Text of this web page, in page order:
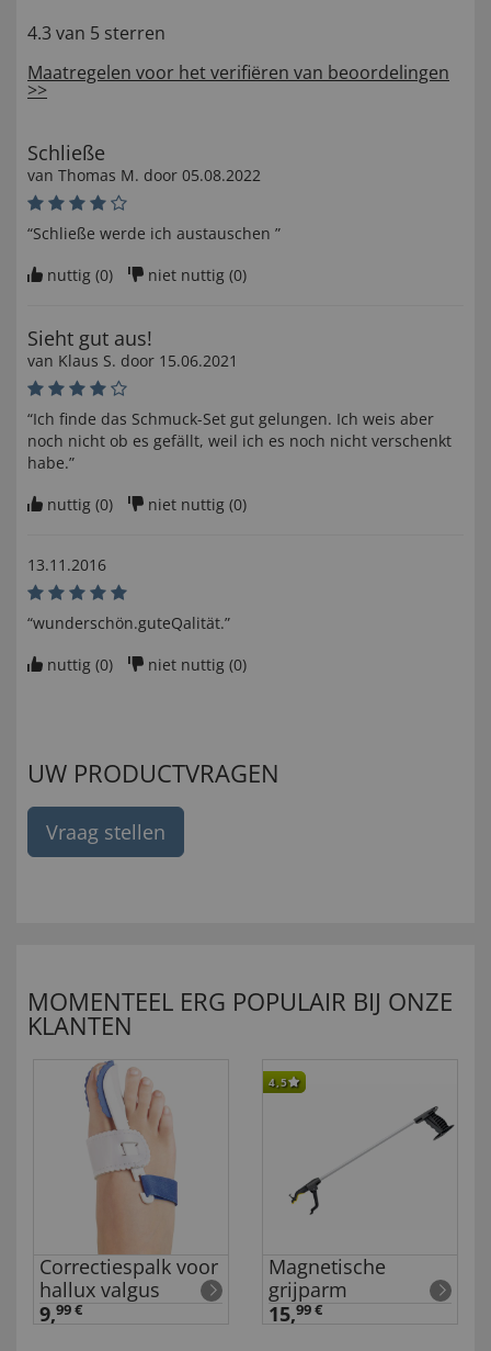
4.3 van 5 sterren
Maatregelen voor het verifiëren van beoordelingen
>>
Schließe
van Thomas M. door 05.08.2022
“Schließe werde ich austauschen ”
nuttig (0) niet nuttig (0)
Sieht gut aus!
van Klaus S. door 15.06.2021
“Ich finde das Schmuck-Set gut gelungen. Ich weis aber
noch nicht ob es gefällt, weil ich es noch nicht verschenkt
habe.”
nuttig (0) niet nuttig (0)
13.11.2016
“wunderschön.guteQalität.”
nuttig (0) niet nuttig (0)
UW PRODUCTVRAGEN
Vraag stellen
MOMENTEEL ERG POPULAIR BIJ ONZE
KLANTEN
Correctiespalk voor
hallux valgus
9,99 €
4,5
Magnetische
grijparm
15,99 €